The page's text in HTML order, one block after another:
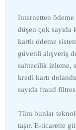
İnternetten
düşen çok
kartlı ödeme
güvenli alışveriş
sahtecilik izleme,
kredi kartı
sayıda fraud
Tüm bunlar
taşır. E-ticarette